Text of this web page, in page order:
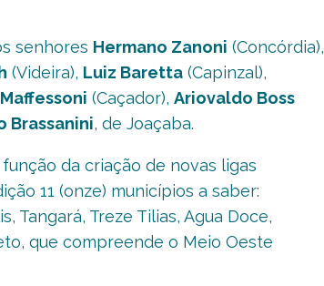
senhores Hermano Zanoni (Concórdia),
(Videira), Luiz Baretta (Capinzal),
(Caçador), Ariovaldo Boss
Brassanini, de Joaçaba.
da criação de novas ligas
11 (onze) municípios a saber:
Tangará, Treze Tilias, Agua Doce,
que compreende o Meio Oeste